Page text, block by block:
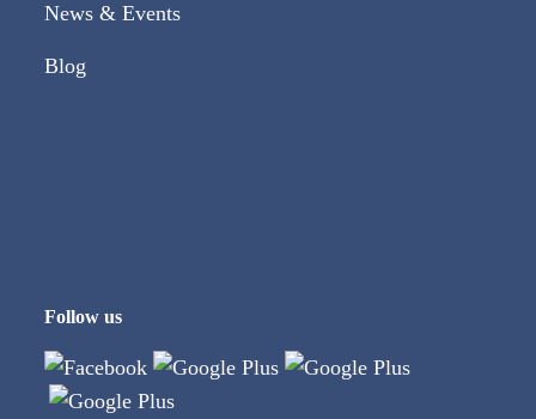
News & Events
Blog
Follow us